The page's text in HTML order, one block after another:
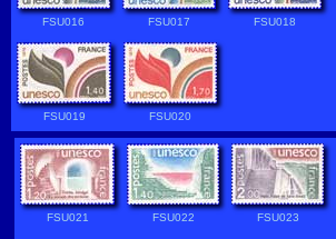
FSU016 FSU017 FSU018
FSU019 FSU020
FSU021 FSU022 FSU023